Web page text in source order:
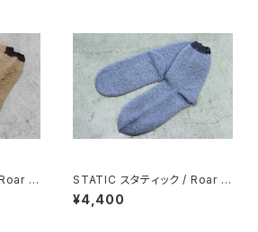
H
STATIC スタティック / Roar H
i-Loft Sox / Amethyst
¥4,400